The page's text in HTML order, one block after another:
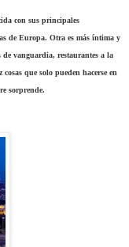
con sus principales
de Europa. Otra es más íntima y
de vanguardia, restaurantes a la
que solo pueden hacerse en
sorprende.